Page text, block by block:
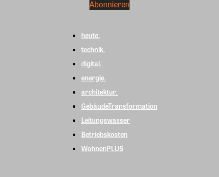
heute.
technik.
digital.
energie.
architektur.
GebäudeTransformation
Leitungswasser
Betriebskosten
WohnenPLUS